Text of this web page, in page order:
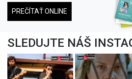
PREČÍTAŤ ONLINE
SLEDUJTE NÁŠ